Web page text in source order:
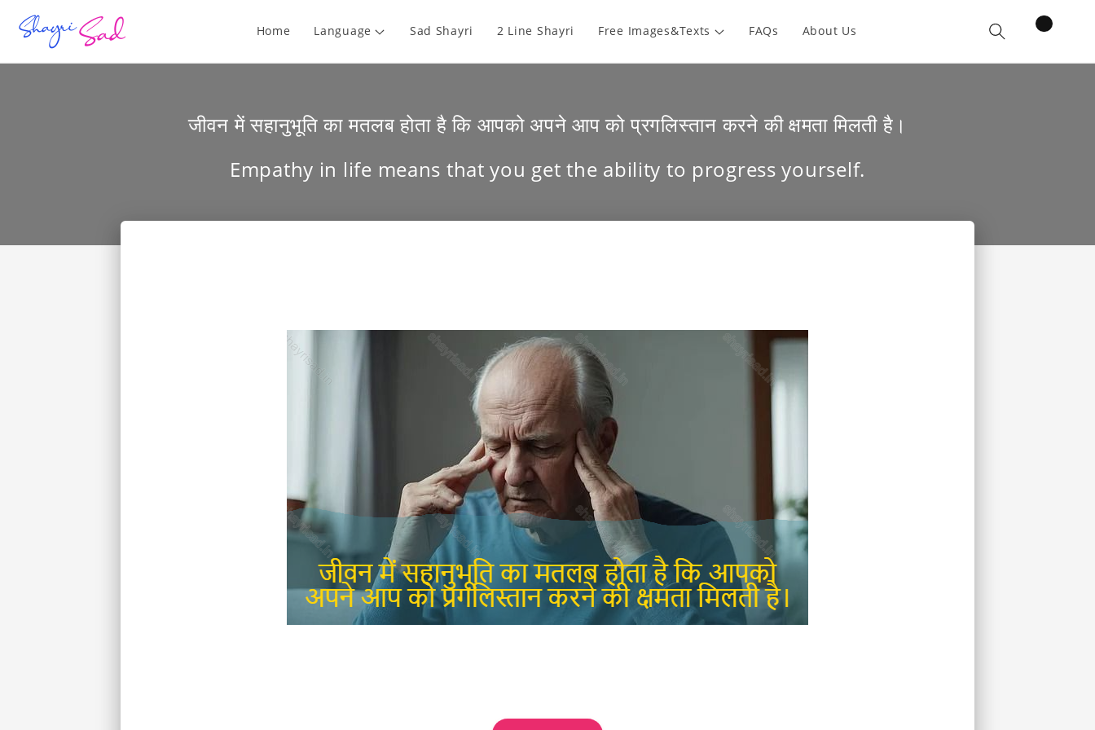
Home Language Sad Shayri 2 Line Shayri Free Images&Texts FAQs About Us Cart
items
जीवन में सहानुभूति का मतलब होता है कि आपको अपने आप को प्रगलिस्तान करने की क्षमता मिलती है।
Empathy in life means that you get the ability to progress yourself.